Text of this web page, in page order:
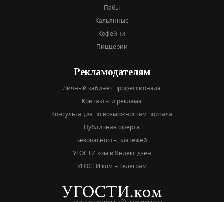
Пабы
Кальянные
Кофейни
Пиццерии
Рекламодателям
Личный кабинет профессионала
Контакты и реклама
Консультация по возможностям портала
Публичная оферта
Безопасность платежей
УГОСТИ.ком в Яндекс дзен
УГОСТИ.ком в Телеграм